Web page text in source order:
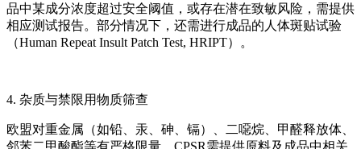
品中某成分浓度超过安全阈值，或存在潜在致敏风险，需提供
相应测试报告。部分情况下，还需进行成品的人体斑贴试验
（Human Repeat Insult Patch Test, HRIPT）。
4. 杂质与禁限用物质筛查
欧盟对重金属（如铅、汞、砷、镉）、二噁烷、甲醛释放体、
邻苯二甲酸酯等有严格限量。CPSR需提供原料及成品中相关